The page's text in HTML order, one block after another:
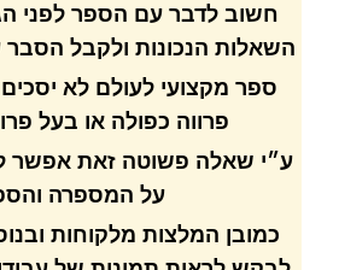
חשוב לדבר עם הספר לפני
השאלות הנכונות ולקבל הסבר
ספר מקצועי לעולם לא יסכים
פרווה כפולה או בעל
ע״י שאלה פשוטה זאת אפשר
על המספרה
כמובן המלצות מלקוחות